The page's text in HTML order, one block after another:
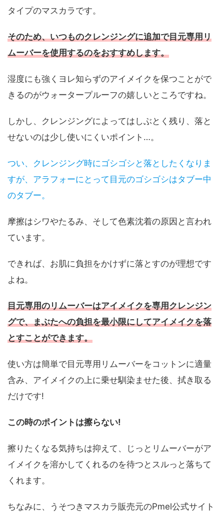
タイプのマスカラです。
そのため、いつものクレンジングに追加で目元専用リ
ムーバーを使用するのをおすすめします。
湿度にも強くヨレ知らずのアイメイクを保つことがで
きるのがウォータープルーフの嬉しいところですね。
しかし、クレンジングによってはしぶとく残り、落と
せないのは少し使いにくいポイント…。
つい、クレンジング時にゴシゴシと落としたくなりま
すが、アラフォーにとって目元のゴシゴシはタブー中
のタブー。
摩擦はシワやたるみ、そして色素沈着の原因と言われ
ています。
できれば、お肌に負担をかけずに落とすのが理想です
よね。
目元専用のリムーバーはアイメイクを専用クレンジン
グで、まぶたへの負担を最小限にしてアイメイクを落
とすことができます。
使い方は簡単で目元専用リムーバーをコットンに適量
含み、アイメイクの上に乗せ馴染ませた後、拭き取る
だけです!
この時のポイントは擦らない!
擦りたくなる気持ちは抑えて、じっとリムーバーがア
イメイクを溶かしてくれるのを待つとスルっと落ちて
くれます。
ちなみに、うそつきマスカラ販売元のPmel公式サイト